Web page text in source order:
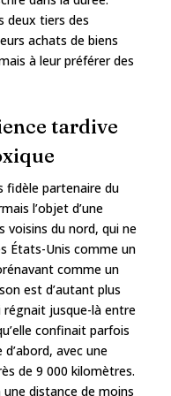
deux tiers des
achats de biens
à leur préférer des
tardive
fidèle partenaire du
l’objet d’une
voisins du nord, qui ne
États-Unis comme un
comme un
est d’autant plus
régnait jusque-là entre
confinait parfois
avec une
de 9 000 kilomètres.
distance de moins